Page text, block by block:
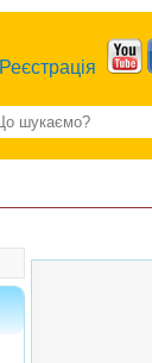
Реєстрація